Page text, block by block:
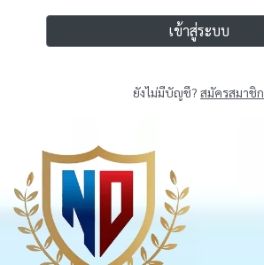
เข้าสู่ระบบ
ยังไม่มีบัญชี? สมัครสมาชิก